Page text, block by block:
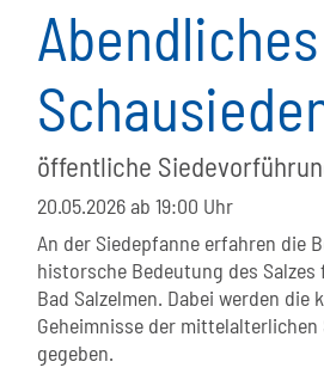
Abendliches
öffentliche
20.05.2026ab 19:00 Uhr
An der Siedepfanne erfahren die
historsche Bedeutung des
Bad Salzelmen. Dabei werden die
Geheimnisse der mittelalterlichen
gegeben.